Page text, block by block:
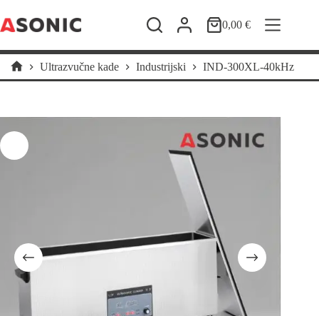
na
sadržaj
Košarica
0,00€
Početna
Ultrazvučne kade Industrijski IND-300XL-40kHz